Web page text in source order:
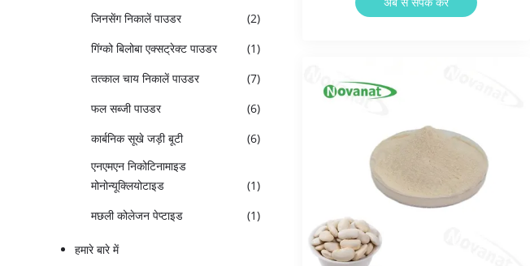
जिनसेंग निकालें पाउडर
(2)
गिंग्को बिलोबा एक्सट्रेक्ट पाउडर
(1)
तत्काल चाय निकालें पाउडर
(7)
फल सब्जी पाउडर
(6)
कार्बनिक सूखे जड़ी बूटी
(6)
एनएमएन निकोटिनामाइड
मोनोन्यूक्लियोटाइड
(1)
मछली कोलेजन पेप्टाइड
(1)
हमारे बारे में